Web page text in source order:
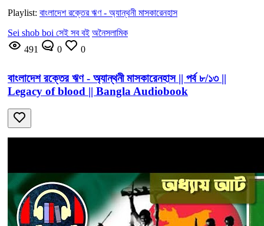
Playlist: বাংলাদেশ রক্তের ঋণ - অ্যান্থনী মাসকারেনহাস
Sei shob boi সেই সব বই অনৈসলামিক
491
0 0
বাংলাদেশ রক্তের ঋণ - অ্যান্থনী মাসকারেনহাস || পর্ব ৮/১৩ ||
Legacy of blood || Bangla Audiobook